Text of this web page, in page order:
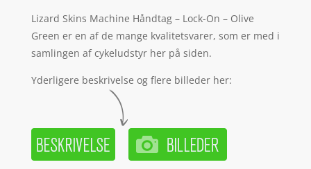
Lizard Skins Machine Håndtag – Lock-On – Olive
Green er en af de mange kvalitetsvarer, som er med i
samlingen af cykeludstyr her på siden.
Yderligere beskrivelse og flere billeder her: